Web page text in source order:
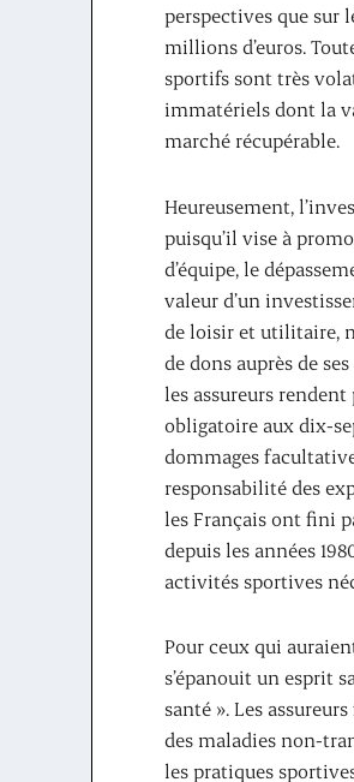
perspectives que sur
millions d’euros.
sportifs sont très
immatériels dont la
marché récupérable.
Heureusement,
puisqu’il vise à
d’équipe, le
valeur d’un
de loisir et utilitaire,
de dons auprès de
les assureurs
obligatoire aux dix-
dommages
responsabilité des
les Français ont fini
depuis les années
activités sportives
Pour ceux qui
s’épanouit un esprit
santé ». Les
des maladies non-
les pratiques